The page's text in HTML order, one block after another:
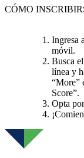
CÓMO
Ingresa
móvil.
Busca
línea y
“More”
Score”.
Opta